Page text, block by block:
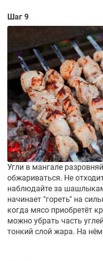
Шаг 9
Угли в мангале
обжариваться. Не
наблюдайте за
начинает "гореть" на
когда мясо приобретёт
можно убрать часть
тонкий слой жара. На